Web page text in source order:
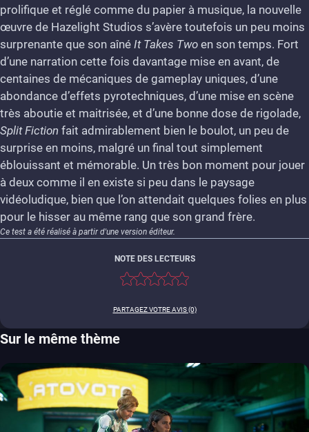
8.5
prolifique et réglé comme du papier à musique, la nouvelle
œuvre de Hazelight Studios s’avère toutefois un peu moins
surprenante que son aîné It Takes Two en son temps. Fort
d’une narration cette fois davantage mise en avant, de
centaines de mécaniques de gameplay uniques, d’une
abondance d’effets pyrotechniques, d’une mise en scène
très aboutie et maitrisée, et d’une bonne dose de rigolade,
Split Fiction fait admirablement bien le boulot, un peu de
surprise en moins, malgré un final tout simplement
éblouissant et mémorable. Un très bon moment pour jouer
à deux comme il en existe si peu dans le paysage
vidéoludique, bien que l’on attendait quelques folies en plus
pour le hisser au même rang que son grand frère.
Ce test a été réalisé à partir d'une version éditeur.
NOTE DES LECTEURS
PARTAGEZ VOTRE AVIS (0)
Sur le même thème